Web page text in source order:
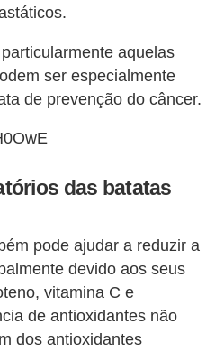
aquelas
ser especialmente
de prevenção do câncer.
das batatas
pode ajudar a reduzir a
devido aos seus
vitamina C e
de antioxidantes não
dos antioxidantes